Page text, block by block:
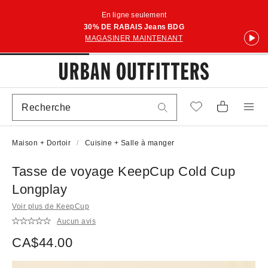
En ligne seulement
30% DE RABAIS Jeans BDG
MAGASINER MAINTENANT
Maison + Dortoir Cuisine + Salle à manger
Tasse de voyage KeepCup Cold Cup
Longplay
Voir plus de KeepCup
Aucun avis
CA$44.00